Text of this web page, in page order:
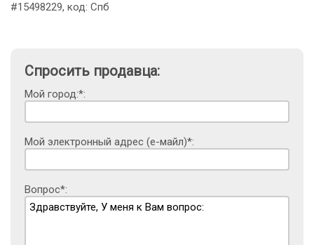
#15498229, код: Спб
Спросить продавца:
Мой город:*:
Мой электронный адрес (е-майл)*:
Вопрос*: